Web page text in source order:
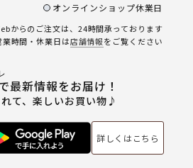
オンラインショップ休業日
からのご注文は、24時間承っております
時間・休業日は店舗情報をご覧ください
最新情報をお届け！
て、楽しいお買い物♪
詳しくはこちら